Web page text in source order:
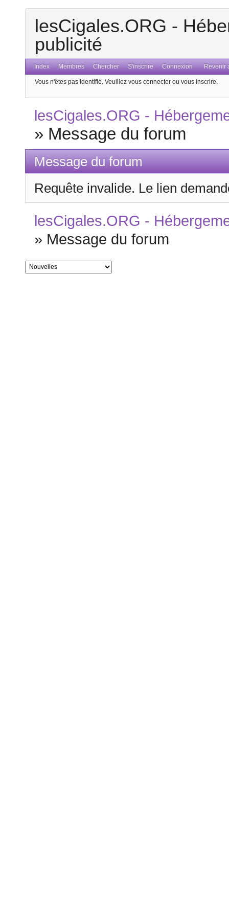
lesCigales.ORG -
publicité
Index Membres Chercher S'inscrire Connexion Revenir
Vous n'êtes pas identifié. Veuillez vous connecter ou vous inscrire.
lesCigales.ORG -
» Message du forum
Message du forum
Requête invalide. Le lien
lesCigales.ORG -
» Message du forum